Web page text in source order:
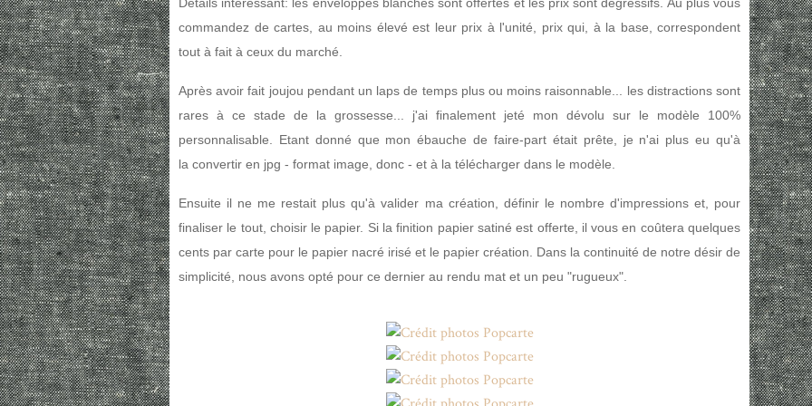
commandez de cartes, au moins élevé est leur prix à l'unité, prix qui, à la base, correspondent
tout à fait à ceux du marché.
Après avoir fait joujou pendant un laps de temps plus ou moins raisonnable... les distractions sont
rares à ce stade de la grossesse... j'ai finalement jeté mon dévolu sur le modèle 100%
personnalisable. Etant donné que mon ébauche de faire-part était prête, je n'ai plus eu qu'à
la convertir en jpg - format image, donc - et à la télécharger dans le modèle.
Ensuite il ne me restait plus qu'à valider ma création, définir le nombre d'impressions et, pour
finaliser le tout, choisir le papier. Si la finition papier satiné est offerte, il vous en coûtera quelques
cents par carte pour le papier nacré irisé et le papier création. Dans la continuité de notre désir de
simplicité, nous avons opté pour ce dernier au rendu mat et un peu "rugueux".